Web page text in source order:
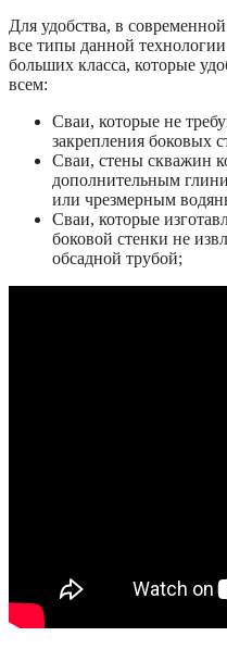
Для удобства, в
все типы данной
больших класса, которые
всем:
Сваи, которые не
закрепления боковых
Сваи, стены скважин
дополнительным
или чрезмерным
Сваи, которые
боковой стенки не
обсадной трубой;